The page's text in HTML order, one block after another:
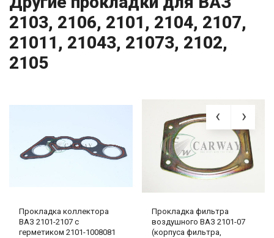
2103, 2106, 2101, 2104, 2107,
21011, 21043, 21073, 2102,
2105
Прокладка коллектора
ВАЗ 2101-2107 с
герметиком 2101-1008081
Прокладка фильтра
воздушного ВАЗ 2101-07
(корпуса фильтра,